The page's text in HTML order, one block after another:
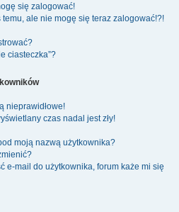
się zalogować!
temu, ale nie mogę się teraz zalogować!?!
ciasteczka”?
nieprawidłowe!
czas nadal jest zły!
moją nazwą użytkownika?
e-mail do użytkownika, forum każe mi się